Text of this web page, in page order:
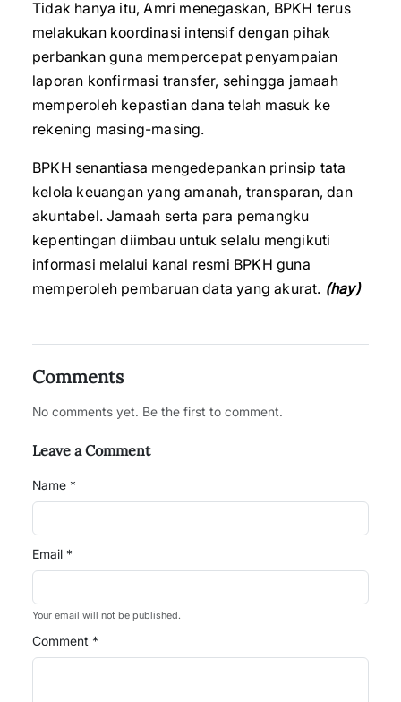
Tidak hanya itu, Amri menegaskan, BPKH terus
melakukan koordinasi intensif dengan pihak
perbankan guna mempercepat penyampaian
laporan konfirmasi transfer, sehingga jamaah
memperoleh kepastian dana telah masuk ke
rekening masing-masing.
BPKH senantiasa mengedepankan prinsip tata
kelola keuangan yang amanah, transparan, dan
akuntabel. Jamaah serta para pemangku
kepentingan diimbau untuk selalu mengikuti
informasi melalui kanal resmi BPKH guna
memperoleh pembaruan data yang akurat. (hay)
Comments
No comments yet. Be the first to comment.
Leave a Comment
Name *
Email *
Your email will not be published.
Comment *